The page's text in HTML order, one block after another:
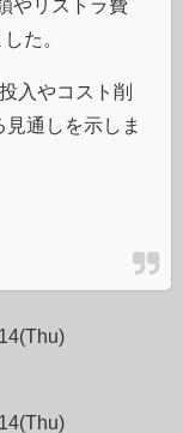
やリストラ費
た。
入やコスト削
通しを示しま